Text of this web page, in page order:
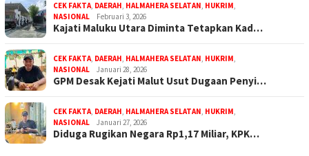
CEK FAKTA, DAERAH, HALMAHERA SELATAN, HUKRIM,
NASIONAL
Februari 3, 2026
Kajati Maluku Utara Diminta Tetapkan Kad…
CEK FAKTA, DAERAH, HALMAHERA SELATAN, HUKRIM,
NASIONAL
Januari 28, 2026
GPM Desak Kejati Malut Usut Dugaan Penyi…
CEK FAKTA, DAERAH, HALMAHERA SELATAN, HUKRIM,
NASIONAL
Januari 27, 2026
Diduga Rugikan Negara Rp1,17 Miliar, KPK…